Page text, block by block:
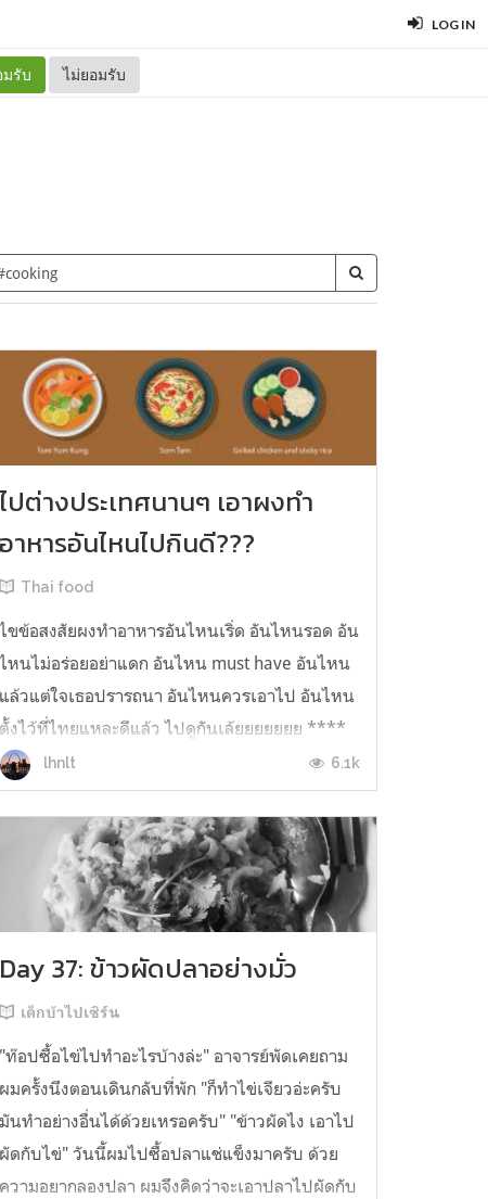
LOG IN
มรับ ไม่ยอมรับ
ไปต่างประเทศนานๆ เอาผงทำ
อาหารอันไหนไปกินดี???
Thai food
ไขข้อสงสัยผงทำอาหารอันไหนเริ่ด อันไหนรอด อัน
ไหนไม่อร่อยอย่าแดก อันไหน must have อันไหน
แล้วแต่ใจเธอปรารถนา อันไหนควรเอาไป อันไหน
ตั้งไว้ที่ไทยแหละดีแล้ว ไปดูกันเล้ยยยยยยย ****
หมายเหตุ: อาจใช้ภาษาวิบัติบ้างเพื่อให้เข้าถึง
อารมณ์และอรรถรสยิ่งขึ้นนะคะ **** อันนี้คือผงตั่ง
ต่างที่เราเอาไปตอน work & tr...
lhnlt 6.1k
Day 37: ข้าวผัดปลาอย่างมั่ว
เด็กบ้าไปเซิร์น
"ท๊อปซื้อไข่ไปทำอะไรบ้างล่ะ" อาจารย์พัดเคยถาม
ผมครั้งนึงตอนเดินกลับที่พัก "ก็ทำไข่เจียวอ่ะครับ
มันทำอย่างอื่นได้ด้วยเหรอครับ" "ข้าวผัดไง เอาไป
ผัดกับไข่" วันนี้ผมไปซื้อปลาแช่แข็งมาครับ ด้วย
ความอยากลองปลา ผมจึงคิดว่าจะเอาปลาไปผัดกับ